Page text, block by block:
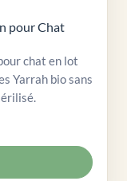
pour Chat
chat en lot
Yarrah bio sans